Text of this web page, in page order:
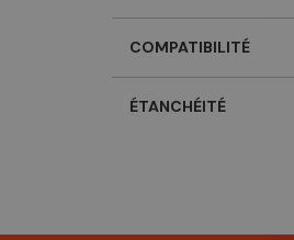
COMPATIBILITÉ
ÉTANCHÉITÉ